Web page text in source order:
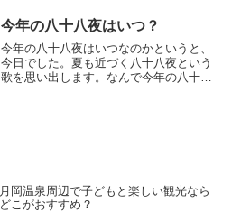
す。なぜひな祭りにちらし寿司とはまぐ
りのお吸い物なのでしょう...
今年の八十八夜はいつ？
今年の八十八夜はいつなのかというと、
今日でした。夏も近づく八十八夜という
歌を思い出します。なんで今年の八十八
月岡温泉周辺で子どもと楽しい観光なら
どこがおすすめ？